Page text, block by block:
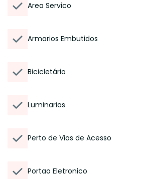
Area Servico
Armarios Embutidos
Bicicletário
Luminarias
Perto de Vias de Acesso
Portao Eletronico